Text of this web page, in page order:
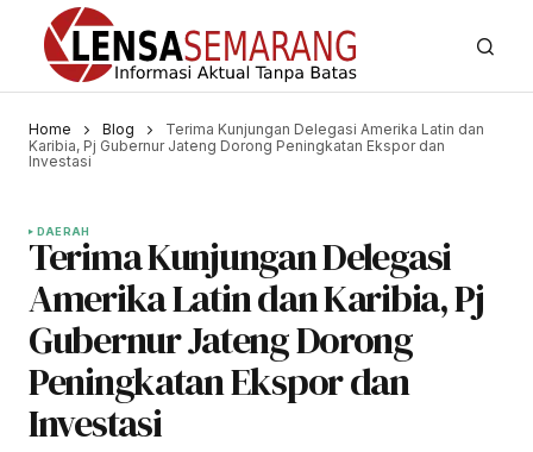
Home Blog
Terima Kunjungan Delegasi Amerika Latin dan
Karibia, Pj Gubernur Jateng Dorong Peningkatan Ekspor dan
Investasi
DAERAH
Terima Kunjungan Delegasi
Amerika Latin dan Karibia, Pj
Gubernur Jateng Dorong
Peningkatan Ekspor dan
Investasi